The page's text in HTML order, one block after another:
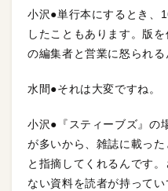
小沢●単行本にするとき、
したこともあります。版
の編集者と営業に怒られる
水間●それは大変ですね。
小沢●『スティーブズ』の
が多いから、雑誌に載った
と指摘してくれるんです
ない資料を読者が持って